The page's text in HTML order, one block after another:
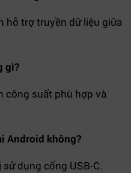
hỗ trợ truyền dữ liệu giữa
gì?
công suất phù hợp và
Android không?
dụng cổng USB-C.